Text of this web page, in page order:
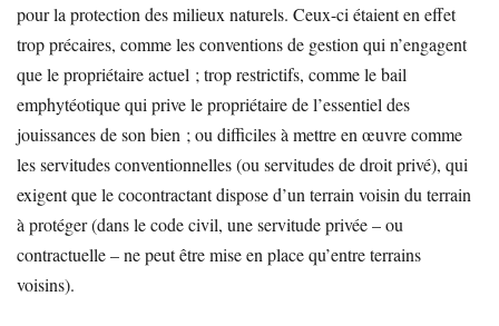
pour la protection des milieux naturels. Ceux-ci étaient en effet
trop précaires, comme les conventions de gestion qui n’engagent
que le propriétaire actuel ; trop restrictifs, comme le bail
emphytéotique qui prive le propriétaire de l’essentiel des
jouissances de son bien ; ou difficiles à mettre en œuvre comme
les servitudes conventionnelles (ou servitudes de droit privé), qui
exigent que le cocontractant dispose d’un terrain voisin du terrain
à protéger (dans le code civil, une servitude privée – ou
contractuelle – ne peut être mise en place qu’entre terrains
voisins).